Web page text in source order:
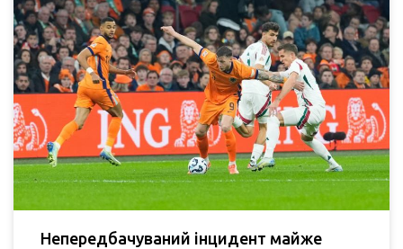
Непередбачуваний інцидент майже